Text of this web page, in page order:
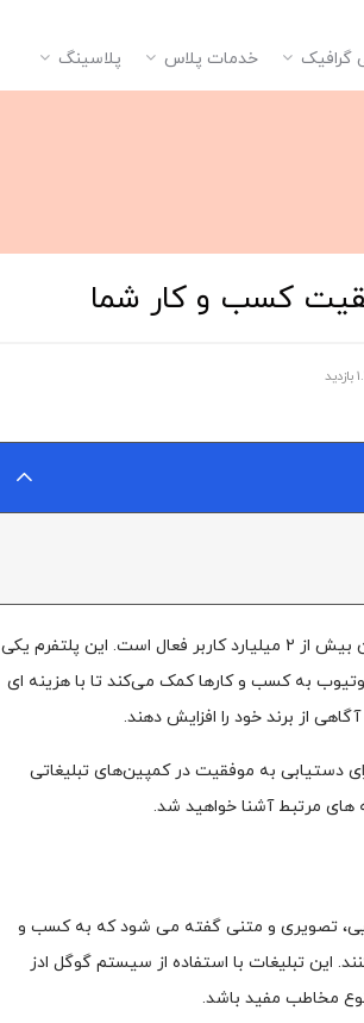
گرافیک خدمات پلاس پلاسینگ
کسب و کار شما
یوتیوب به عنوان یکی از محبوب ‌ترین پلتفرم ‌های ویدیویی جهان، هر ماه میزبان بیش از ۲ میلیارد کاربر فعال است. این پلتفرم یکی
به کسب‌ و کارها کمک می‌کند تا با هزینه‌ ای
از برند خود را افزایش دهند.
دستیابی به موفقیت در کمپین‌های تبلیغاتی
‌های مرتبط آشنا خواهید شد.
تصویری و متنی گفته می‌ شود که به کسب ‌و
این تبلیغات با استفاده از سیستم گوگل ادز
مخاطب مفید باشد.